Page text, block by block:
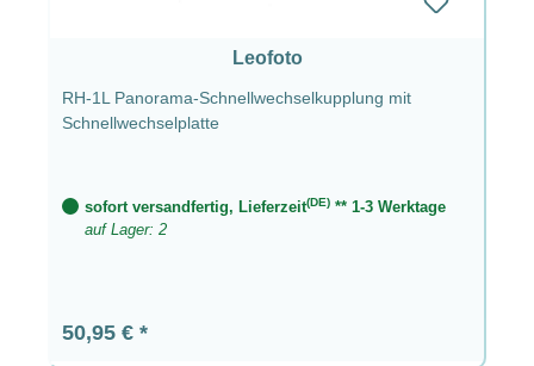
Leofoto
RH-1L Panorama-Schnellwechselkupplung mit
Schnellwechselplatte
sofort versandfertig, Lieferzeit(DE) ** 1-3 Werktage
auf Lager: 2
Regulärer Preis:
50,95 €